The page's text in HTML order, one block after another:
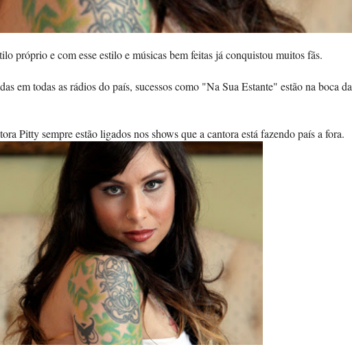
próprio e com esse estilo e músicas bem feitas já conquistou muitos fãs.
em todas as rádios do país, sucessos como "Na Sua Estante" estão na boca da
Pitty sempre estão ligados nos shows que a cantora está fazendo país a fora.